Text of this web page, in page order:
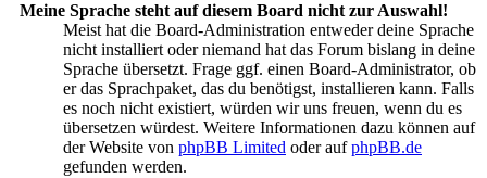
Meine Sprache steht auf diesem Board nicht zur Auswahl!
Meist hat die Board-Administration entweder deine Sprache
nicht installiert oder niemand hat das Forum bislang in deine
Sprache übersetzt. Frage ggf. einen Board-Administrator, ob
er das Sprachpaket, das du benötigst, installieren kann. Falls
es noch nicht existiert, würden wir uns freuen, wenn du es
übersetzen würdest. Weitere Informationen dazu können auf
der Website von phpBB Limited oder aufphpBB.de
gefunden werden.